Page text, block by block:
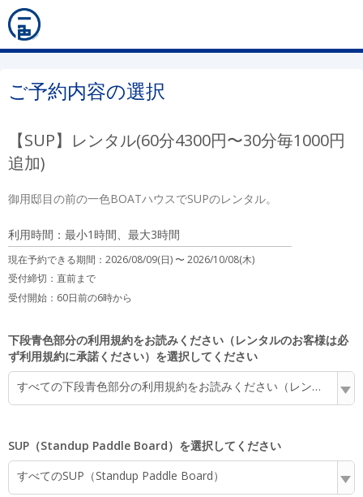
ご予約内容の選択
【SUP】レンタル(60分4300円〜30分毎1000円
追加)
御用邸目の前の一色BOATハウスでSUPのレンタル。
利用時間：最小1時間、最大3時間
現在予約できる期間： 2026/08/09(日) 〜2026/10/08(木)
受付締切： 直前まで
受付開始： 60日前の6時から
下段青色部分の利用規約をお読みください（レンタルのお客様は必
ず利用規約に承諾ください）を選択してください
すべての下段青色部分の利用規約をお読みください（レンタルのお客様は必ず利用規約に承諾ください）
SUP（Standup Paddle Board）を選択してください
すべてのSUP（Standup Paddle Board）